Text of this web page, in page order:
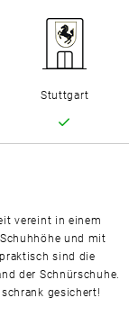
vereint in einem
und mit
sind die
der Schnürschuhe.
gesichert!
Stuttgart